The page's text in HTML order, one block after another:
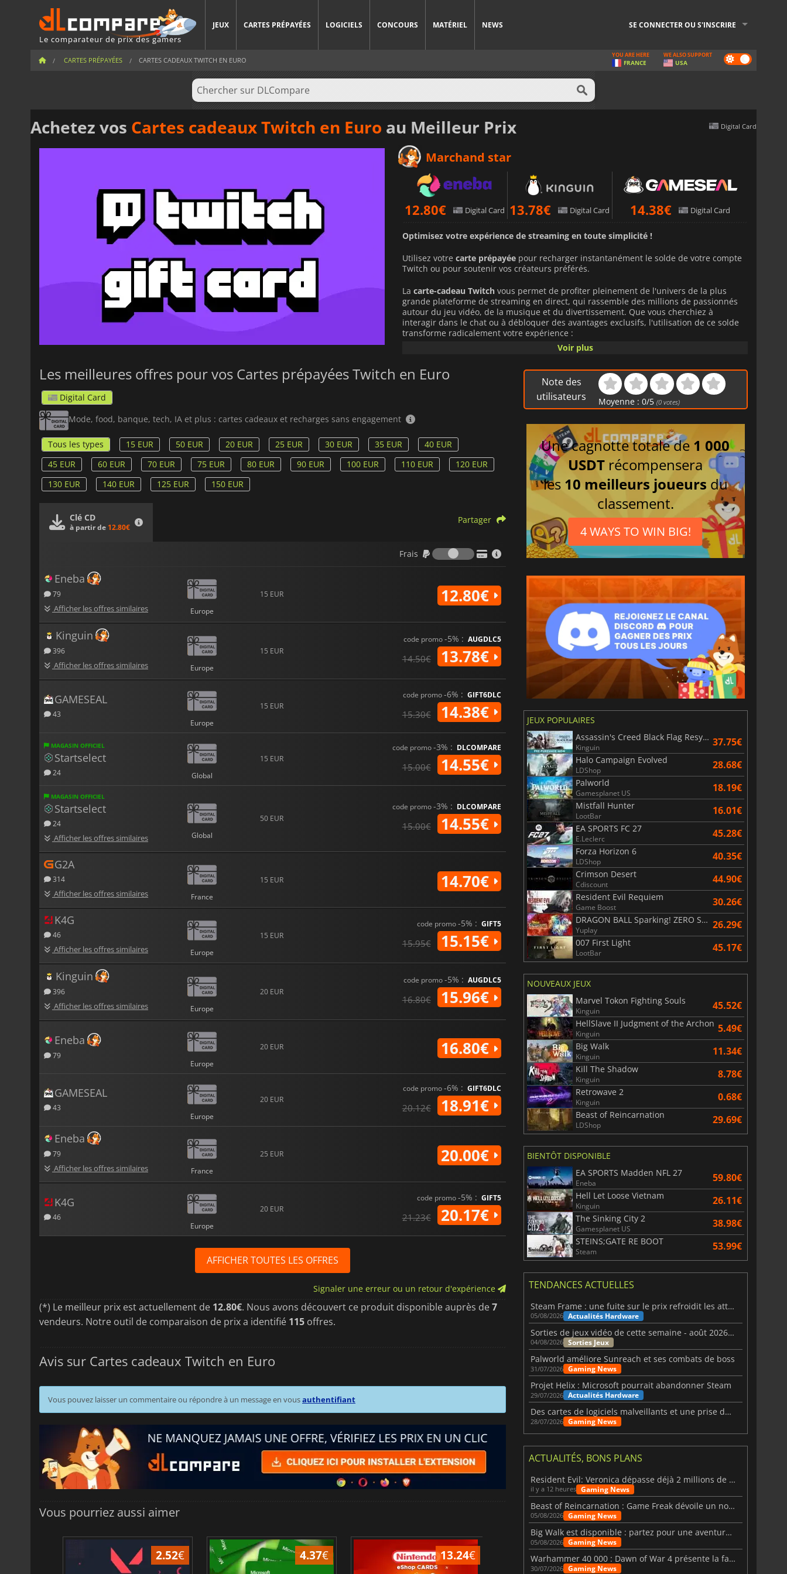
Le comparateur de prix des gamers
JEUX CARTES PRÉPAYÉES LOGICIELS CONCOURS MATÉRIEL NEWS SE CONNECTER OU S'INSCRIRE
CARTES PRÉPAYÉES CARTES CADEAUX TWITCH EN EURO Dark
mode
YOU ARE HERE
FRANCE
WE ALSO SUPPORT
USA
Achetez vos Cartes cadeaux Twitch en Euro au Meilleur Prix Digital Card
Marchand star
12.80€ Digital Card 13.78€ Digital Card 14.38€ Digital Card
Optimisez votre expérience de streaming en toute simplicité !
Utilisez votre carte prépayée pour recharger instantanément le solde de votre compte
Twitch ou pour soutenir vos créateurs préférés.
La carte-cadeau Twitch vous permet de profiter pleinement de l'univers de la plus
grande plateforme de streaming en direct, qui rassemble des millions de passionnés
autour du jeu vidéo, de la musique et du divertissement. Que vous cherchiez à
interagir dans le chat ou à débloquer des avantages exclusifs, l'utilisation de ce solde
transforme radicalement votre expérience :
Utilisez vos fonds pour vous abonner à vos chaînes
envoyer des Cheers en direct.
Profitez d'émotes personnalisées, de badges de fidélité
uniques et d'un visionnage sans publicité grâce à l'abonnement Twitch Turbo.
Une fois le code activé, votre crédit est directement lié à votre compte,non
transférable et prêt à être dépensé en toute sécurité, sans avoir à lier de carte
bancaire à votre profil.
C'est la solution idéale, rapide et sécurisée, que vous cherchiez à vous faire plaisir ou à
offrir la carte de recharge parfaite.
sont soumises à des restrictions de zone et de devise.
Assurez-vous de commander dans la zone correspondant au pays de votre compte.
Voir plus
Les meilleures offres pour vos Cartes prépayées Twitch en Euro
Digital Card
Mode, food, banque, tech, IA et plus : cartes cadeaux et recharges sans engagement
Tous les types 15 EUR 50 EUR 20 EUR 25 EUR 30 EUR 35 EUR
40 EUR
45 EUR
60 EUR 70 EUR 75 EUR 80 EUR 90 EUR 100 EUR 110 EUR
120 EUR
130 EUR
140 EUR 125 EUR 150 EUR
Clé CD
à partir de 12.80€
Partager
Frais
Frais
Eneba
79
Afficher les offres similaires Europe
15 EUR 12.80€
Kinguin
396
Afficher les offres similaires Europe
15 EUR
code promo-5% : AUGDLC5
14.50€ 13.78€
GAMESEAL
43
Europe
15 EUR
code promo-6% : GIFT6DLC
15.30€ 14.38€
MAGASIN OFFICIEL
Startselect
24 Global
15 EUR
code promo-3% : DLCOMPARE
15.00€ 14.55€
MAGASIN OFFICIEL
Startselect
24
Afficher les offres similaires Global
50 EUR
code promo-3% : DLCOMPARE
15.00€ 14.55€
G2A
314
Afficher les offres similaires France
15 EUR 14.70€
K4G
46
Afficher les offres similaires Europe
15 EUR
code promo-5% : GIFT5
15.95€ 15.15€
Kinguin
396
Afficher les offres similaires Europe
20 EUR
code promo-5% : AUGDLC5
16.80€ 15.96€
Eneba
79
Europe
20 EUR 16.80€
GAMESEAL
43
Europe
20 EUR
code promo-6% : GIFT6DLC
20.12€ 18.91€
Eneba
79
Afficher les offres similaires France
25 EUR 20.00€
K4G
46
Europe
20 EUR
code promo-5% : GIFT5
21.23€ 20.17€
AFFICHER TOUTES LES OFFRES
Signaler une erreur ou un retour d'expérience
(*) Le meilleur prix est actuellement de 12.80€. Nous avons découvert ce produit disponible auprès de7
vendeurs. Notre outil de comparaison de prix a identifié 115 offres.
Avis sur Cartes cadeaux Twitch en Euro
Vous pouvez laisser un commentaire ou répondre à un message en vousauthentifiant
Vous pourriez aussi aimer
2.52€ 4.37€ 13.24€ 1.18€ 6.90
Note des
utilisateurs
Moyenne :0/5 (0 votes)
Une cagnotte totale de 1 000
USDT récompensera
les 10 meilleurs joueurs du
classement.
4 WAYS TO WIN BIG!
JEUX POPULAIRES
Assassin's Creed Black Flag Resynced
Kinguin 37.75€
Halo Campaign Evolved
LDShop 28.68€
Palworld
Gamesplanet US 18.19€
Mistfall Hunter
LootBar 16.01€
EA SPORTS FC 27
E.Leclerc 45.28€
Forza Horizon 6
LDShop 40.35€
Crimson Desert
Cdiscount 44.90€
Resident Evil Requiem
Game Boost 30.26€
DRAGON BALL Sparking! ZERO Super Limit Breaking NEO
Yuplay 26.29€
007 First Light
LootBar 45.17€
NOUVEAUX JEUX
Marvel Tokon Fighting Souls
Kinguin 45.52€
HellSlave II Judgment of the Archon
Kinguin 5.49€
Big Walk
Kinguin 11.34€
Kill The Shadow
Kinguin 8.78€
Retrowave 2
Kinguin 0.68€
Beast of Reincarnation
LDShop 29.69€
BIENTÔT DISPONIBLE
EA SPORTS Madden NFL 27
Eneba 59.80€
Hell Let Loose Vietnam
Kinguin 26.11€
The Sinking City 2
Gamesplanet US 38.98€
STEINS;GATE RE BOOT
Steam 53.99€
TENDANCES ACTUELLES
Steam Frame : une fuite sur le prix refroidit les attentes VR
05/08/2026 Actualités Hardware
Sorties de jeux vidéo de cette semaine - août 2026 (semaine 32)
04/08/2026 Sorties Jeux
Palworld améliore Sunreach et ses combats de boss
31/07/2026 Gaming News
Projet Helix : Microsoft pourrait abandonner Steam
29/07/2026 Actualités Hardware
Des cartes de logiciels malveillants et une prise de contrôle de Discord ont touché Meccha Chameleon
28/07/2026 Gaming News
ACTUALITÉS, BONS PLANS
Resident Evil: Veronica dépasse déjà 2 millions de wishlists
il y a 12 heures Gaming News
Beast of Reincarnation : Game Freak dévoile un nouveau pari
05/08/2026 Gaming News
Big Walk est disponible : partez pour une aventure entre amis
05/08/2026 Gaming News
Warhammer 40 000 : Dawn of War 4 présente la faction des Nécrons
30/07/2026 Gaming News